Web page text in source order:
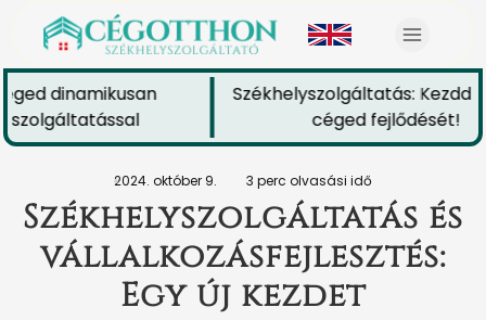
dinamikusan
Székhelyszolgáltatás: Kezdd
céged fejlődését!
2024. október 9. 3 perc olvasási idő
Székhelyszolgáltatás és
vállalkozásfejlesztés:
Egy új kezdet